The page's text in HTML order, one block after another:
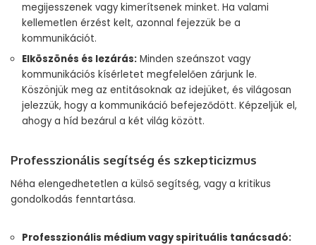
megijesszenek vagy kimerítsenek minket. Ha valami
kellemetlen érzést kelt, azonnal fejezzük be a
kommunikációt.
Elköszönés és lezárás: Minden szeánszot vagy
kommunikációs kísérletet megfelelően zárjunk le.
Köszönjük meg az entitásoknak az idejüket, és világosan
jelezzük, hogy a kommunikáció befejeződött. Képzeljük el,
ahogy a híd bezárul a két világ között.
Professzionális segítség és szkepticizmus
Néha elengedhetetlen a külső segítség, vagy a kritikus
gondolkodás fenntartása.
Professzionális médium vagy spirituális tanácsadó: